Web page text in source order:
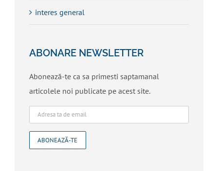
interes general
ABONARE NEWSLETTER
Abonează-te ca sa primesti saptamanal
articolele noi publicate pe acest site.